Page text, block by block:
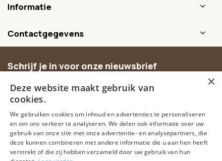
Informatie
Contactgegevens
Schrijf je in voor onze nieuwsbrief
aanbiedingen.
Abonneer
×
Deze website maakt gebruik van
cookies.
We gebruiken cookies om inhoud en advertenties te personaliseren
en om ons verkeer te analyseren. We delen ook informatie over uw
gebruik van onze site met onze advertentie- en analysepartners, die
deze kunnen combineren met andere informatie die u aan hen heeft
verstrekt of die zij hebben verzameld door uw gebruik van hun